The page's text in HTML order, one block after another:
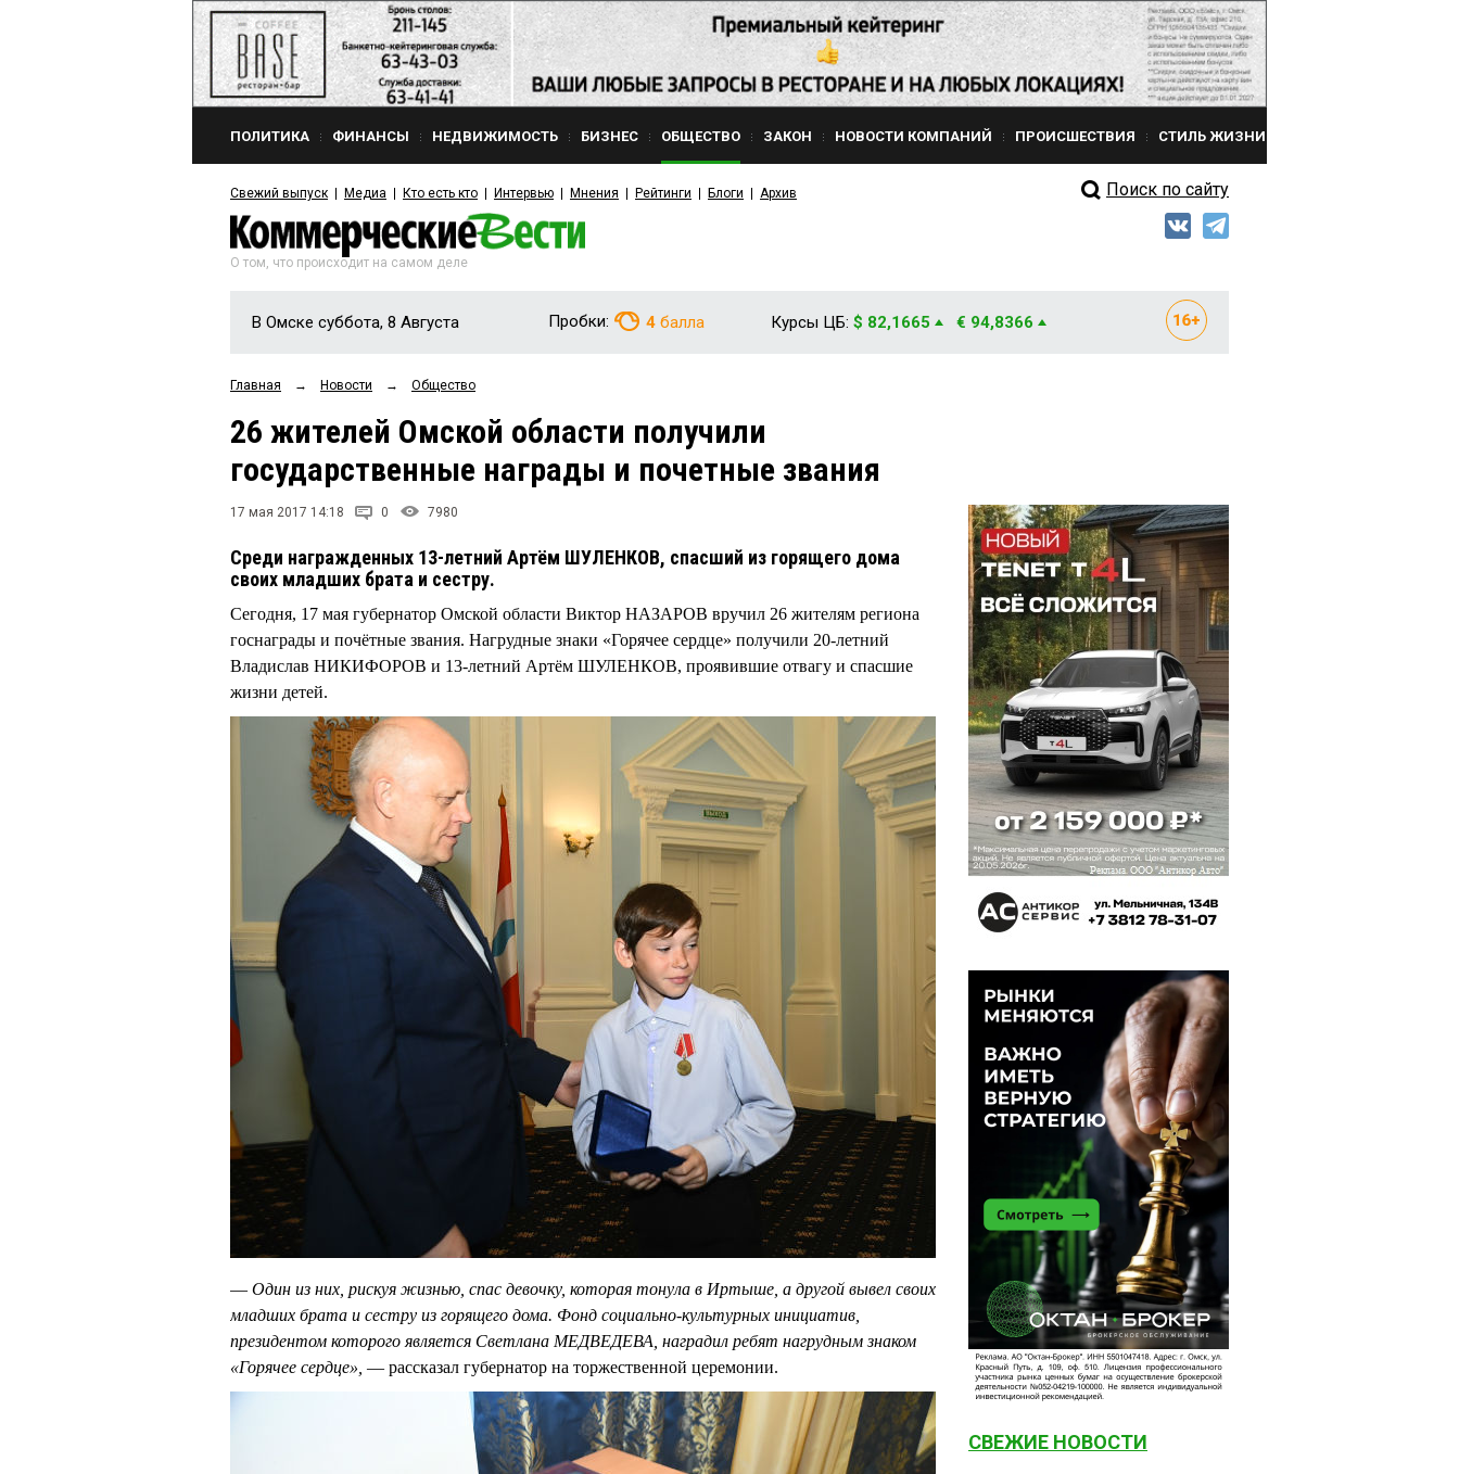
ПОЛИТИКА ФИНАНСЫ НЕДВИЖИМОСТЬ БИЗНЕС ОБЩЕСТВО ЗАКОН НОВОСТИ КОМПАНИЙ ПРОИСШЕСТВИЯ СТИЛЬ ЖИЗНИ
Свежий выпуск Медиа Кто есть кто Интервью Мнения Рейтинги Блоги Архив Поиск по сайту
О том, что происходит на самом деле
В Омске суббота, 8 Августа Пробки: 4 балла Курсы ЦБ: $ 82,1665 € 94,8366
Главная → Новости → Общество
26 жителей Омской области получили
государственные награды и почетные звания
17 мая 2017 14:18 0 7980
Среди награжденных 13-летний Артём ШУЛЕНКОВ, спасший из горящего дома
своих младших брата и сестру.
Сегодня, 17 мая губернатор Омской области Виктор НАЗАРОВ вручил 26 жителям региона
госнаграды и почётные звания. Нагрудные знаки «Горячее сердце» получили 20-летний
Владислав НИКИФОРОВ и 13-летний Артём ШУЛЕНКОВ, проявившие отвагу и спасшие
жизни детей.
— Один из них, рискуя жизнью, спас девочку, которая тонула в Иртыше, а другой вывел своих
младших брата и сестру из горящего дома. Фонд социально-культурных инициатив,
президентом которого является Светлана МЕДВЕДЕВА, наградил ребят нагрудным знаком
«Горячее сердце», — рассказал губернатор на торжественной церемонии.
СВЕЖИЕ НОВОСТИ